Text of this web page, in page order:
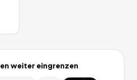
weiter eingrenzen